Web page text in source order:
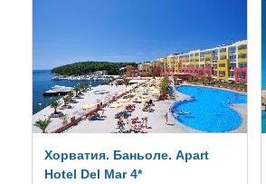
Хорватия. Баньоле. Apart
Hotel Del Mar 4*